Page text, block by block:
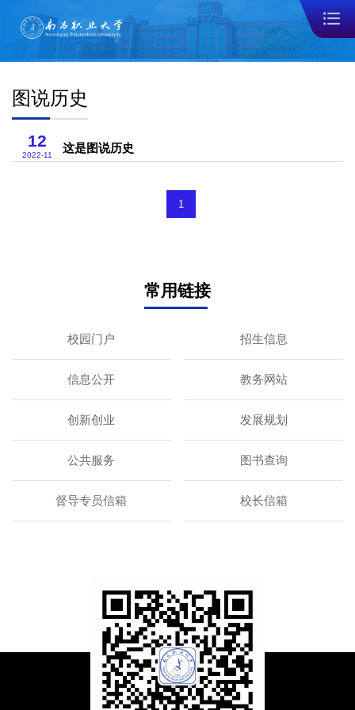
图说历史
12
2022-11 这是图说历史
1
常用链接
校园门户 招生信息
信息公开 教务网站
创新创业 发展规划
公共服务 图书查询
督导专员信箱 校长信箱